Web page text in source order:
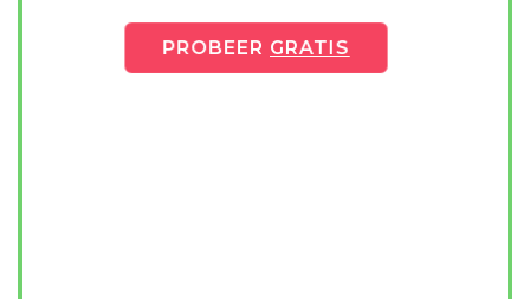
PROBEER GRATIS